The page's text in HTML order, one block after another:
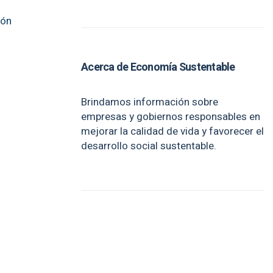
Acerca de Economía Sustentable
Brindamos información sobre
empresas y gobiernos responsables en
mejorar la calidad de vida y favorecer el
desarrollo social sustentable.